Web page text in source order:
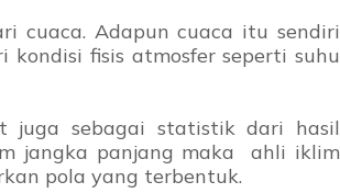
cuaca. Adapun cuaca itu sendiri
kondisi fisis atmosfer seperti suhu
juga sebagai statistik dari hasil
jangka panjang maka ahli iklim
pola yang terbentuk.